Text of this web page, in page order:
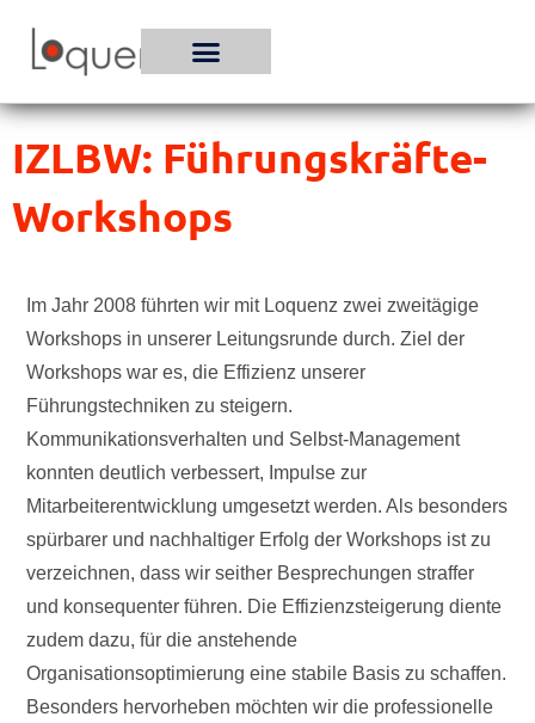
Inhalt
IZLBW: Führungskräfte-
Workshops
Im Jahr 2008 führten wir mit Loquenz zwei zweitägige
Workshops in unserer Leitungsrunde durch. Ziel der
Workshops war es, die Effizienz unserer
Führungstechniken zu steigern.
Kommunikationsverhalten und Selbst-Management
konnten deutlich verbessert, Impulse zur
Mitarbeiterentwicklung umgesetzt werden. Als besonders
spürbarer und nachhaltiger Erfolg der Workshops ist zu
verzeichnen, dass wir seither Besprechungen straffer
und konsequenter führen. Die Effizienzsteigerung diente
zudem dazu, für die anstehende
Organisationsoptimierung eine stabile Basis zu schaffen.
Besonders hervorheben möchten wir die professionelle